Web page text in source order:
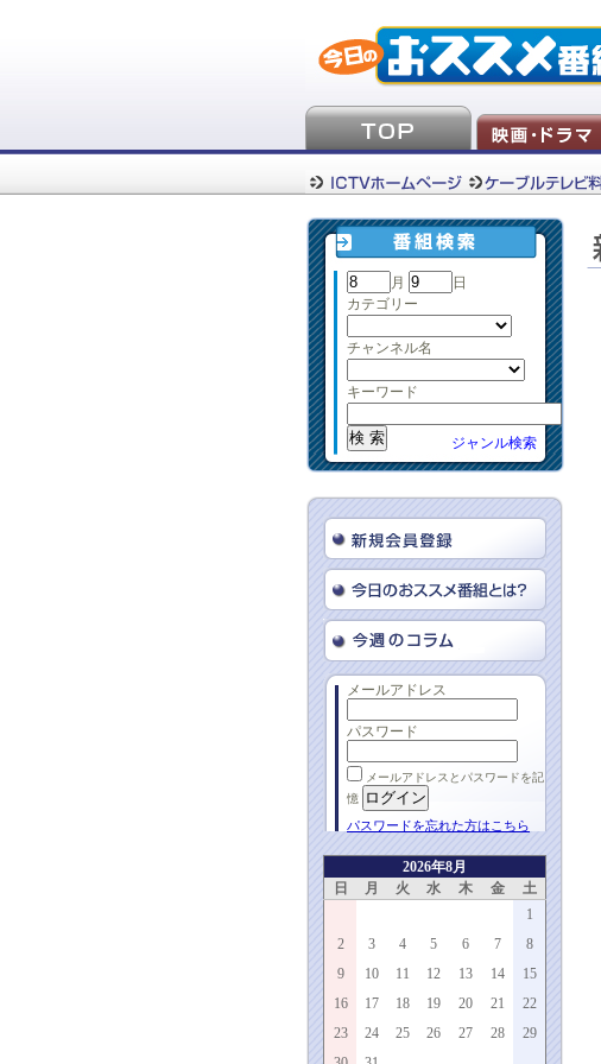
月
日
カテゴリー
チャンネル名
キーワード
ジャンル検索
メールアドレス
パスワード
メールアドレスとパスワードを記
憶
パスワードを忘れた方はこちら
2026年8月
日
月 火 水 木 金
土
1
2
3 4 5 6 7
8
9
10 11 12 13 14
15
16
17 18 19 20 21
22
23
24 25 26 27 28
29